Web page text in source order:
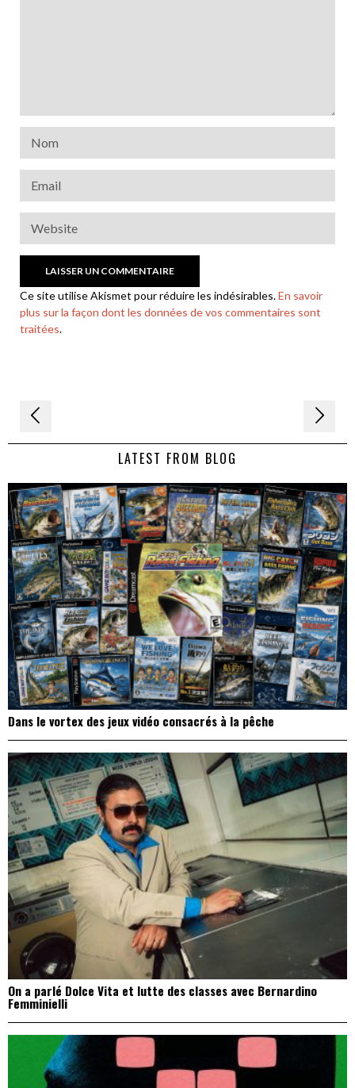
Ce site utilise Akismet pour réduire les indésirables.En savoir
plus sur la façon dont les données de vos commentaires sont
traitées.
Navigation
de LATEST FROM BLOG
Dans le vortex des jeux vidéo consacrés à la pêche
On a parlé Dolce Vita et lutte des classes avec Bernardino
Femminielli